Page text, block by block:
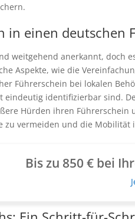
in einen deutschen
weitgehend anerkannt,
Aspekte, wie die
Führerschein bei lokalen
eindeutig identifizierbar sind.
Hürden ihren
zu vermeiden und die Mobilität
Bis zu 850 € bei